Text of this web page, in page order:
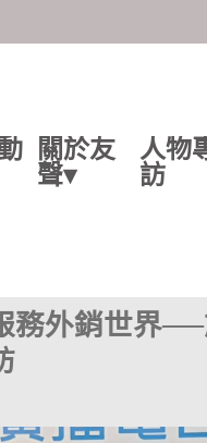
平台
關於友
聲▾
人物
訪
外銷世界──